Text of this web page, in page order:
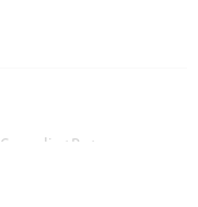
Grounding Page